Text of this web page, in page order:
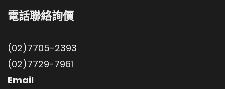
電話聯絡詢價
(02)7705-2393
(02)7729-7961
Email